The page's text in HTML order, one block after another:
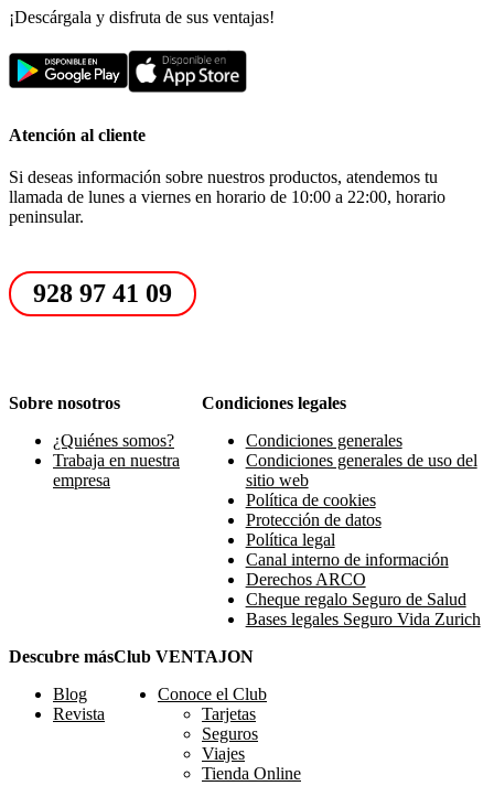
¡Descárgala y disfruta de sus ventajas!
Atención al cliente
Si deseas información sobre nuestros productos, atendemos tu
llamada de lunes a viernes en horario de 10:00 a 22:00, horario
peninsular.
928 97 41 09
Sobre nosotros
¿Quiénes somos?
Trabaja en nuestra
empresa
Condiciones legales
Condiciones generales
Condiciones generales de uso del
sitio web
Política de cookies
Protección de datos
Política legal
Canal interno de información
Derechos ARCO
Cheque regalo Seguro de Salud
Bases legales Seguro Vida Zurich
Descubre más
Blog
Revista
Club VENTAJON
Conoce el Club
Tarjetas
Seguros
Viajes
Tienda Online